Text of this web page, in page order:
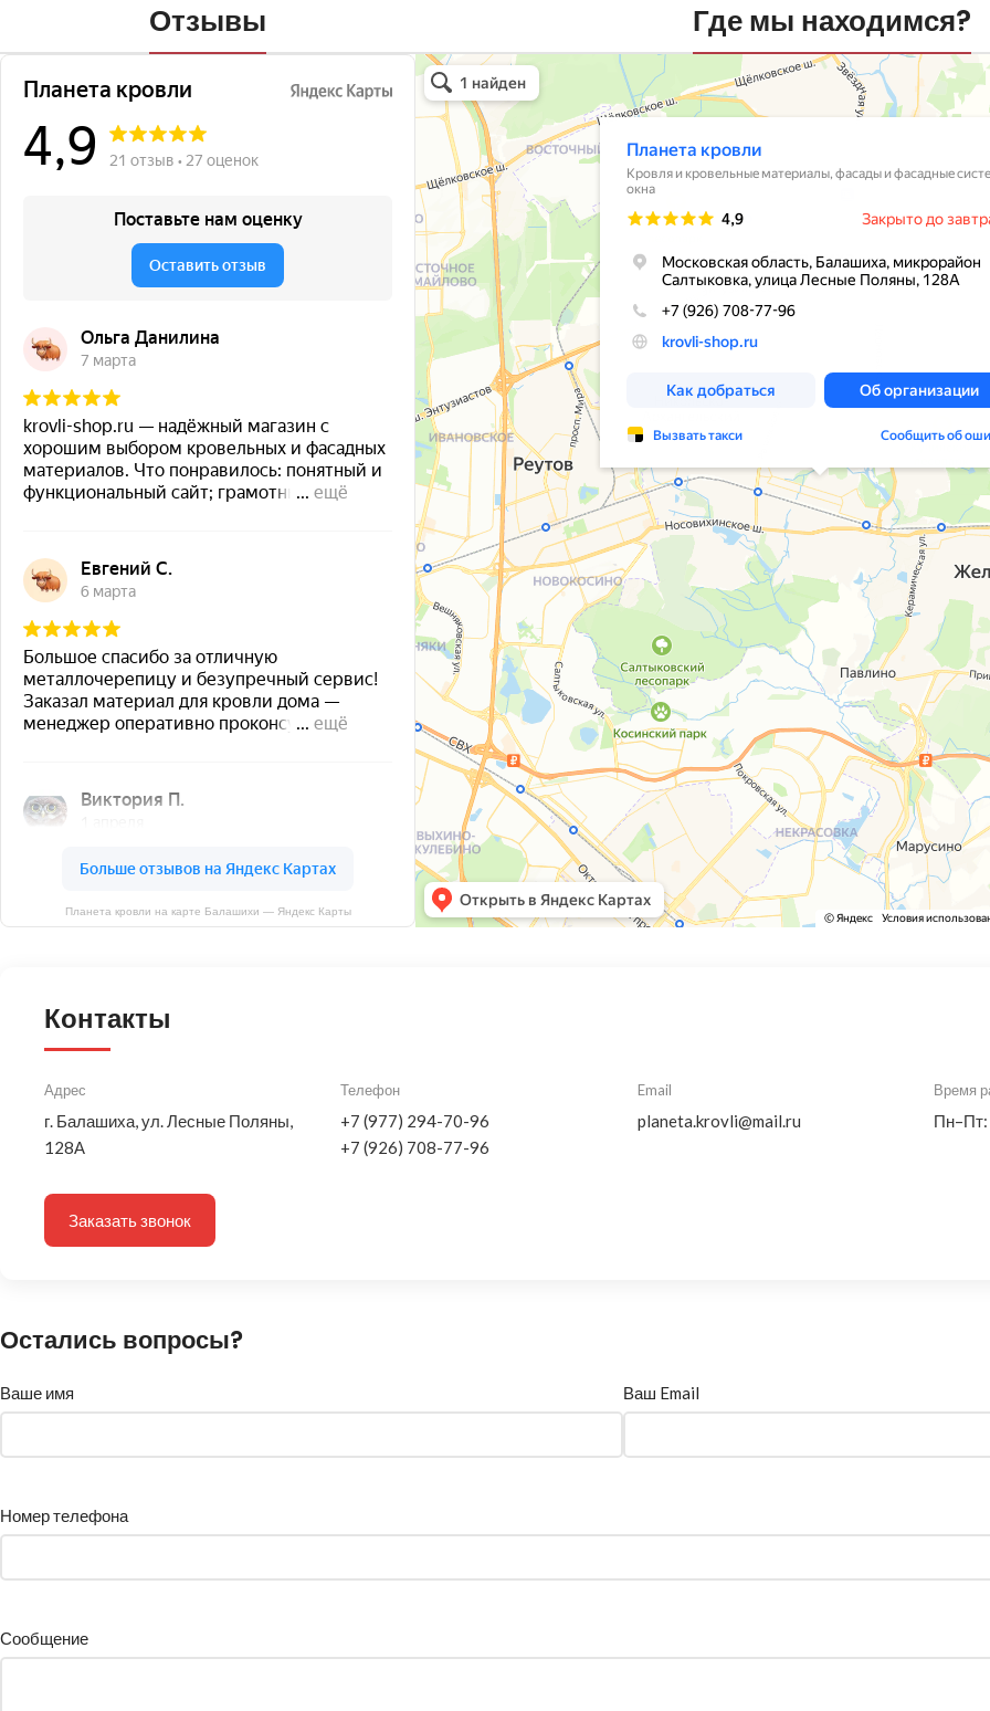
Отзывы
Планета кровли на карте Балашихи — Яндекс Карты
Где мы находимся?
Планета кровли
Кровля и кровельные материалы в Балашихе
Окна в Балашихе
Контакты
Адрес
г. Балашиха, ул. Лесные Поляны,
128А
Телефон
+7 (977) 294-70-96
+7 (926) 708-77-96
Email
planeta.krovli@mail.ru
Время
Заказать звонок
Остались вопросы?
Ваше имя Ваш Email
Номер телефона
Сообщение